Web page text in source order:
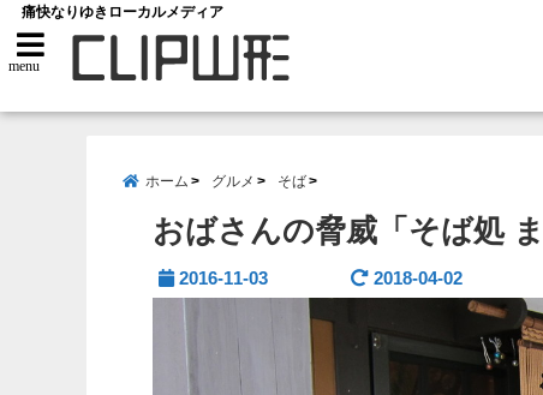
痛快なりゆきローカルメディア
menu
ホーム グルメ そば
おばさんの脅威「そば処
2016-11-03 2018-04-02